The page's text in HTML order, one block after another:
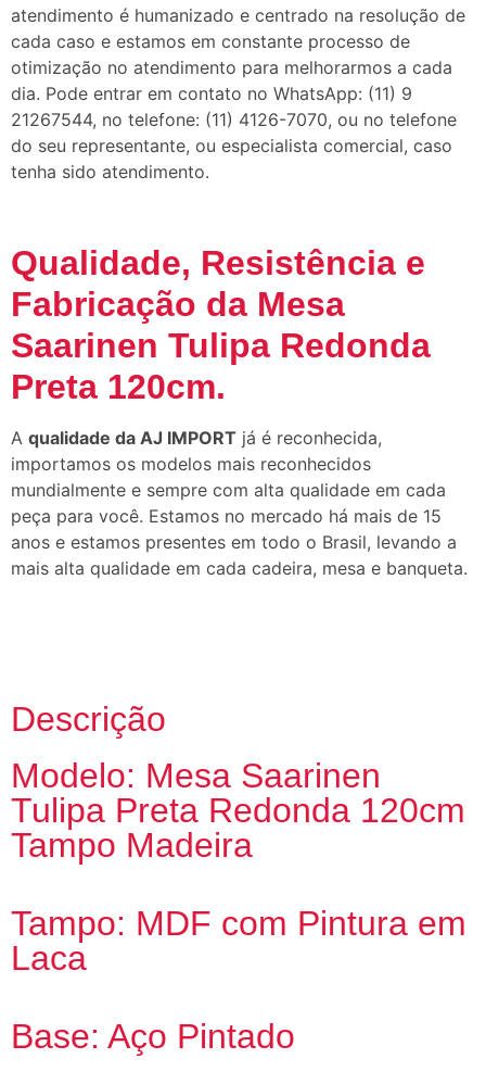
atendimento é humanizado e centrado na resolução de
cada caso e estamos em constante processo de
otimização no atendimento para melhorarmos a cada
dia. Pode entrar em contato no WhatsApp: (11) 9
21267544, no telefone: (11) 4126-7070, ou no telefone
do seu representante, ou especialista comercial, caso
tenha sido atendimento.
Qualidade, Resistência e
Fabricação da Mesa
Saarinen Tulipa Redonda
Preta 120cm.
A qualidade da AJ IMPORT já é reconhecida,
importamos os modelos mais reconhecidos
mundialmente e sempre com alta qualidade em cada
peça para você. Estamos no mercado há mais de 15
anos e estamos presentes em todo o Brasil, levando a
mais alta qualidade em cada cadeira, mesa e banqueta.
Descrição
Modelo: Mesa Saarinen
Tulipa Preta Redonda 120cm
Tampo Madeira
Tampo: MDF com Pintura em
Laca
Base: Aço Pintado